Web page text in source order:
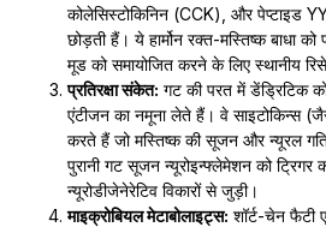
कोलेसिस्टोकिनिन (CCK), और पेप्टाइड
छोड़ती हैं। ये हार्मोन रक्त-मस्तिष्क बाधा
मूड को समायोजित करने के लिए स्थानीय
प्रतिरक्षा संकेत: गट की परत में डेंड्रिटिक
एंटीजन का नमूना लेते हैं। वे साइटोकिन्स
करते हैं जो मस्तिष्क की सूजन और न्यूरल
पुरानी गट सूजन न्यूरोइन्फ्लेमेशन को
न्यूरोडीजेनेरेटिव विकारों से जुड़ी।
माइक्रोबियल मेटाबोलाइट्स: शॉर्ट-चेन फैटी